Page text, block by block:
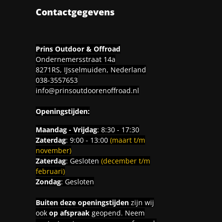
Contactgegevens
Prins Outdoor & Offroad
Ondernemersstraat 14a
8271RS, IJsselmuiden, Nederland
038-3557653
info@prinsoutdoorenoffroad.nl
Openingstijden:
Maandag - Vrijdag: 8:30 - 17:30
Zaterdag: 9:00 - 13:00 (maart t/m
november)
Zaterdag: Gesloten (december t/m
februari)
Zondag: Gesloten
Buiten deze openingstijdenzijn wij
ook op afspraakgeopend. Neem